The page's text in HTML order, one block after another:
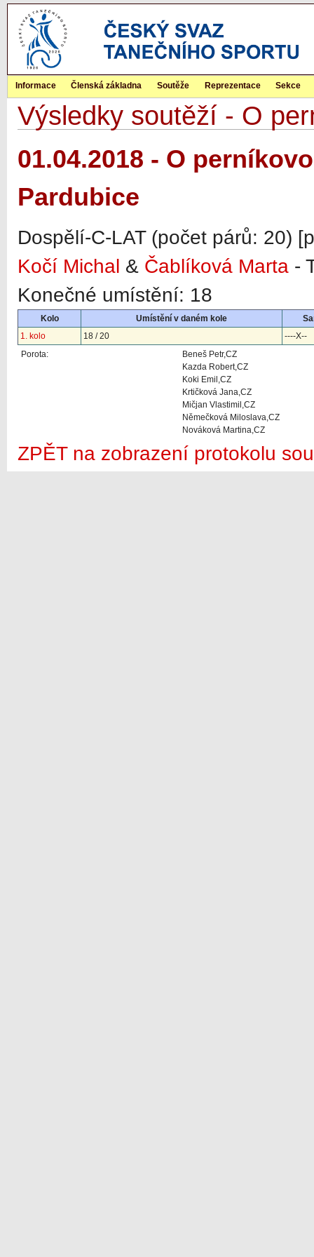
Informace Členská základna Soutěže Reprezentace Sekce
Výsledky soutěží - O
01.04.2018 - O
Pardubice
Dospělí-C-LAT (počet párů: 20)
Kočí Michal & Čablíková Marta -
Konečné umístění: 18
Kolo Umístění v daném kole
1. kolo
18 / 20
----X--
Porota:
Beneš Petr,CZ
Kazda Robert,CZ
Koki Emil,CZ
Krtičková Jana,CZ
Mičjan Vlastimil,CZ
Němečková Miloslava,CZ
Nováková Martina,CZ
ZPĚT na zobrazení protokolu